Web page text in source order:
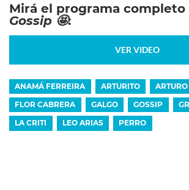
Mirá el programa completo
Gossip 🤩:
VER VIDEO
ANAMÁ FERREIRA ARTURITO ARTURO
FLOR CABRERA GALGO GOSSIP
LA CRITI LEO ARIAS PERRO